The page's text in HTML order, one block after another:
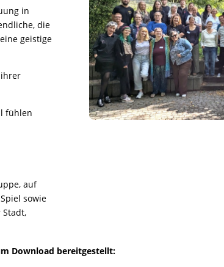
in
die
geistige
fühlen
auf
sowie
Download bereitgestellt: